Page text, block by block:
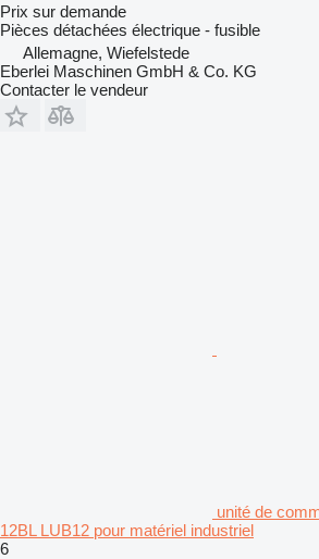
Prix sur demande
Pièces détachées électrique - fusible
Allemagne, Wiefelstede
Eberlei Maschinen GmbH & Co. KG
Contacter le vendeur
unité de
12BL LUB12 pour matériel industriel
6